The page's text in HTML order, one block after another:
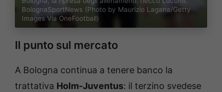
BolognaSportNews (Photo by Maurizio Lagana/Getty
Images Via OneFootball)
Il punto sul mercato
A Bologna continua a tenere banco la
trattativa Holm-Juventus: il terzino svedese